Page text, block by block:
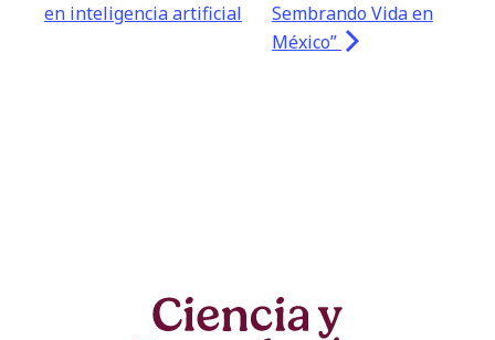
en inteligencia artificial
Sembrando Vida en
México”